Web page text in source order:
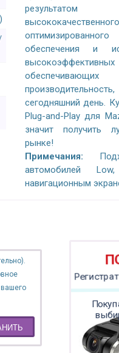
обеспечения и
сегодняшний день.
Plug-and-Play для
значит получить
рынке!
Примечания:
автомобилей
навигационным